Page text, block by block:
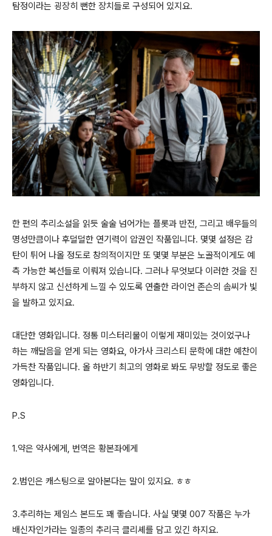
탐정이라는 굉장히 뻔한 장치들로 구성되어 있지요.
한 편의 추리소설을 읽듯 술술 넘어가는 플롯과 반전, 그리고 배우들의
명성만큼이나 후덜덜한 연기력이 압권인 작품입니다. 몇몇 설정은 감
탄이 튀어 나올 정도로 창의적이지만 또 몇몇 부분은 노골적이게도 예
측 가능한 복선들로 이뤄져 있습니다. 그러나 무엇보다 이러한 것을 진
부하지 않고 신선하게 느낄 수 있도록 연출한 라이언 존슨의 솜씨가 빛
을 발하고 있지요.
대단한 영화입니다. 정통 미스터리물이 이렇게 재미있는 것이었구나
하는 깨달음을 얻게 되는 영화요, 아가사 크리스티 문학에 대한 예찬이
가득찬 작품입니다. 올 하반기 최고의 영화로 봐도 무방할 정도로 좋은
영화입니다.
P.S
1.약은 약사에게, 번역은 황본좌에게
2.범인은 캐스팅으로 알아본다는 말이 있지요. ㅎㅎ
3.추리하는 제임스 본드도 꽤 좋습니다. 사실 몇몇 007 작품은 누가
배신자인가라는 일종의 추리극 클리셰를 담고 있긴 하지요.